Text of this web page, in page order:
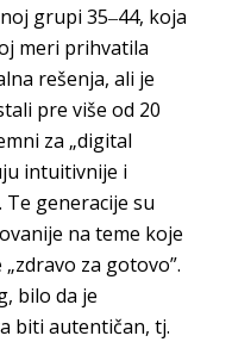
grupi 35‒44, koja
meri prihvatila
rešenja, ali je
pre više od 20
za „digital
intuitivnije i
generacije su
na teme koje
za gotovo”.
bilo da je
biti autentičan, tj.